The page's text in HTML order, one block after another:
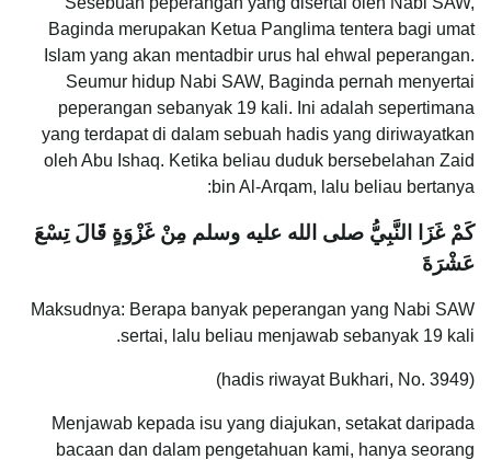
Baginda merupakan Ketua Panglima tentera bagi umat
Islam yang akan mentadbir urus hal ehwal peperangan.
Seumur hidup Nabi SAW, Baginda pernah menyertai
peperangan sebanyak 19 kali. Ini adalah sepertimana
yang terdapat di dalam sebuah hadis yang diriwayatkan
oleh Abu Ishaq. Ketika beliau duduk bersebelahan Zaid
bin Al-Arqam, lalu beliau bertanya:
كَمْ غَزَا النَّبِيُّ صلى الله عليه وسلم مِنْ غَزْوَةٍ قَالَ تِسْعَ
عَشْرَةَ‏
Maksudnya: Berapa banyak peperangan yang Nabi SAW
sertai, lalu beliau menjawab sebanyak 19 kali.
(hadis riwayat Bukhari, No. 3949)
Menjawab kepada isu yang diajukan, setakat daripada
bacaan dan dalam pengetahuan kami, hanya seorang